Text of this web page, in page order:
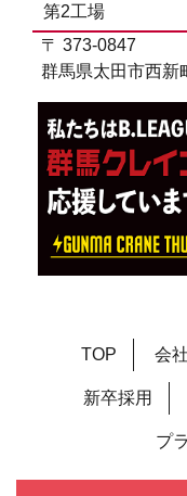
第2工場
〒 373-0847
群馬県太田市西新
TOP 会
新卒採用
プ